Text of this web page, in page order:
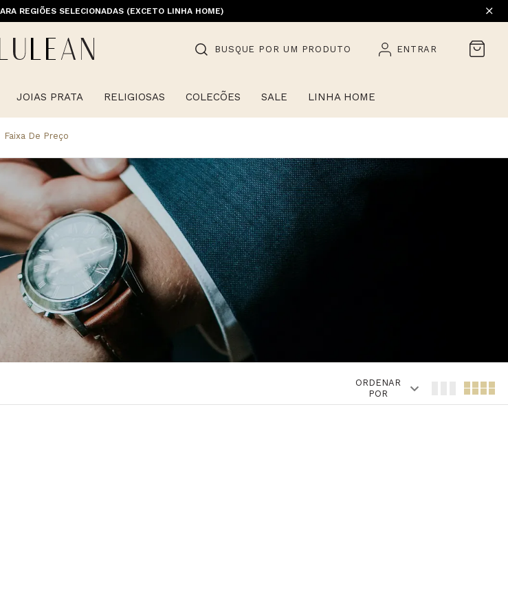
REGIÕES SELECIONADAS (EXCETO LINHA HOME)
OFERTAS, ALIANÇAS, RELÓGIOS E ITENS EM PROMOÇÃO) | 1ª TROCA GRÁTIS
BUSQUE POR UM PRODUTO ENTRAR
JOIAS PRATA RELIGIOSAS COLECÕES SALE LINHA HOME
Faixa De Preço
ORDENAR
POR